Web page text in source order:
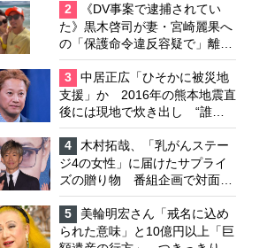
2
《DV事案で逮捕されてい
た》黒木啓司が妻・宮崎麗果へ
の「保護命令違反容疑で」離婚
協議は「第二ステージ」へ
3
中居正広「ひそかに被災地
支援」か 2016年の熊本地震直
後には現地で炊き出し “誰に
も知られなくて良い”と、むし
ろ強まる福祉活動への思い
4
木村拓哉、「乳がんステー
ジ4の女性」に届けたサプライ
ズの贈り物 番組企画で対面し
たファンが、夢と希望を与える
心遣いに「うれしくて号泣しま
した」
5
美輪明宏さん「戒名に込め
られた意味」と10億円以上「巨